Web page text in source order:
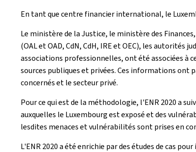
En tant que centre financier international, le
Le ministère de la Justice, le ministère des
(OAL et OAD, CdN, CdH, IRE et OEC), les
associations professionnelles, ont été associées à
sources publiques et privées. Ces informations ont
concernés et le secteur privé.
Pour ce qui est de la méthodologie, l'ENR 2020 a
auxquelles le Luxembourg est exposé et des
lesdites menaces et vulnérabilités sont prises en
L'ENR 2020 a été enrichie par des études de cas